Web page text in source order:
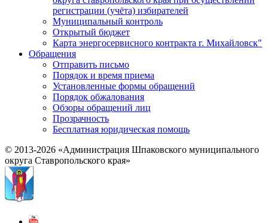
регистрации (учёта) избирателей
Муниципальный контроль
Открытый бюджет
Карта энергосервисного контракта г. Михайловск"
Обращения
Отправить письмо
Порядок и время приема
Установленные формы обращений
Порядок обжалования
Обзоры обращений лиц
Прозрачность
Бесплатная юридическая помощь
© 2013-2026 «Администрация Шпаковского муниципального
округа Ставропольского края»